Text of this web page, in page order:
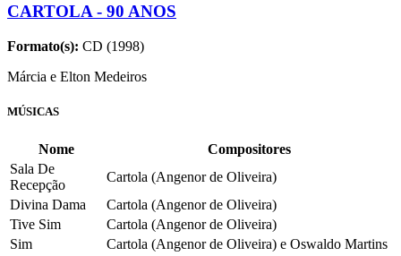
CARTOLA - 90 ANOS
Formato(s): CD (1998)
Márcia e Elton Medeiros
MÚSICAS
Nome
Compositores
Sala De
Recepção
Cartola (Angenor de Oliveira)
Divina Dama
Cartola (Angenor de Oliveira)
Tive Sim
Cartola (Angenor de Oliveira)
Sim
Cartola (Angenor de Oliveira) e Oswaldo Martins